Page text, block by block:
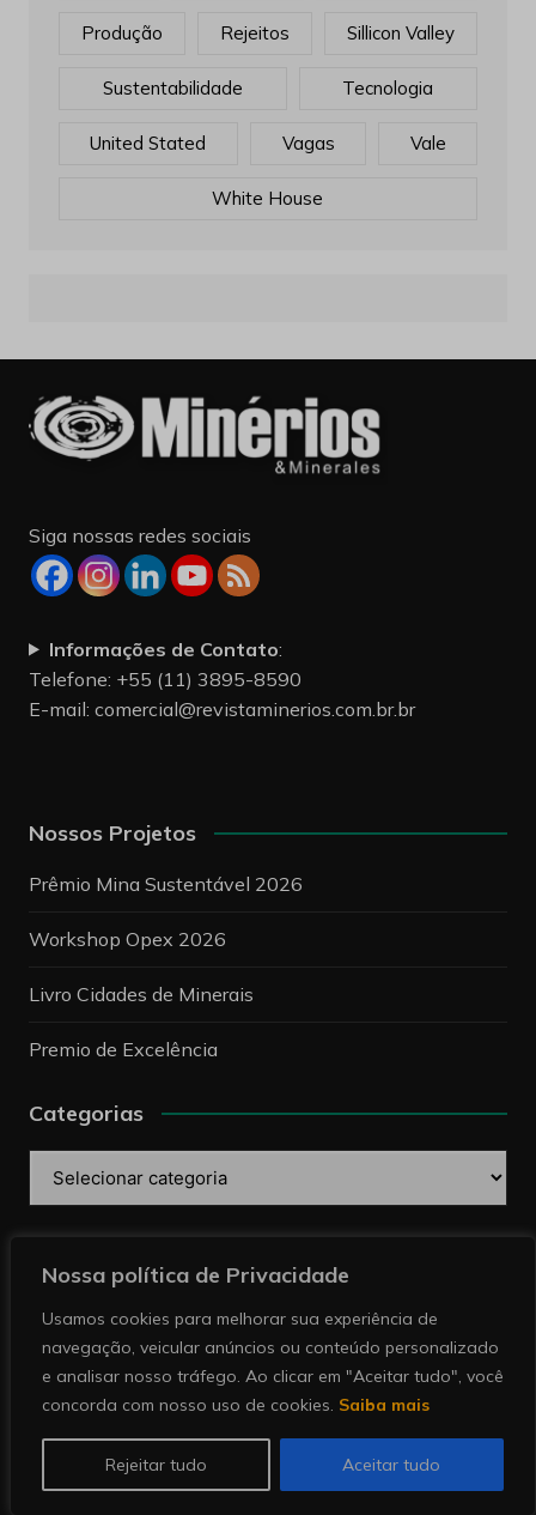
Nossa política de Privacidade
Usamos cookies para melhorar sua experiência de
navegação, veicular anúncios ou conteúdo personalizado
e analisar nosso tráfego. Ao clicar em "Aceitar tudo", você
concorda com nosso uso de cookies. Saiba mais
Rejeitar tudo Aceitar tudo
Produção Rejeitos Sillicon Valley
Sustentabilidade Tecnologia
United Stated Vagas Vale
White House
Siga nossas redes sociais
Informações de Contato:
Telefone: +55 (11) 3895-8590
E-mail: comercial@revistaminerios.com.br.br
Nossos Projetos
Prêmio Mina Sustentável 2026
Workshop Opex 2026
Livro Cidades de Minerais
Premio de Excelência
Categorias
mineração. Todos direitos reservados.